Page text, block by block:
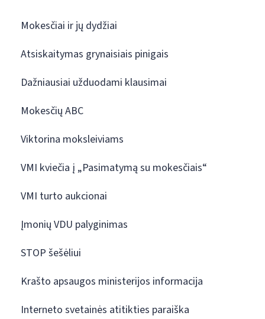
Mokesčiai ir jų dydžiai
Atsiskaitymas grynaisiais pinigais
Dažniausiai užduodami klausimai
Mokesčių ABC
Viktorina moksleiviams
VMI kviečia į „Pasimatymą su mokesčiais“
VMI turto aukcionai
Įmonių VDU palyginimas
STOP šešėliui
Krašto apsaugos ministerijos informacija
Interneto svetainės atitikties paraiška